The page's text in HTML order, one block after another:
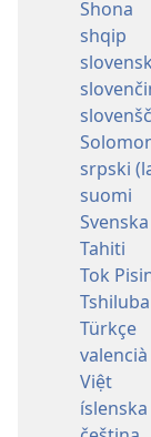
Shona
shqip
srpski
suomi
Svenska
Tahiti
Tok
Tshiluba
Türkçe
valencià
Việt
íslenska